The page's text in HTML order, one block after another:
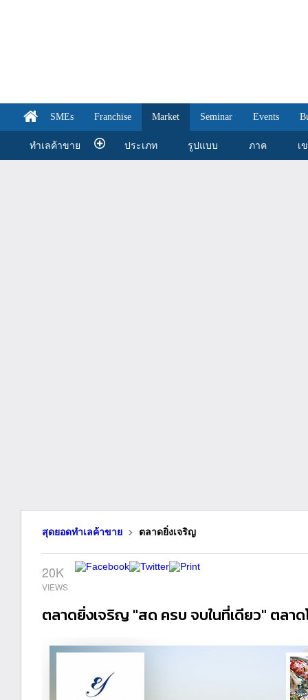
SMEs Franchise Market Seminar Events
ทำเลค้าขาย ประเภท รูปแบบ ภาค เ
สุดยอดทำเลค้าขาย ตลาดยิ่งเจริญ
20K
ตลาดยิ่งเจริญ "สด ครบ จบในที่เดียว" ตลา